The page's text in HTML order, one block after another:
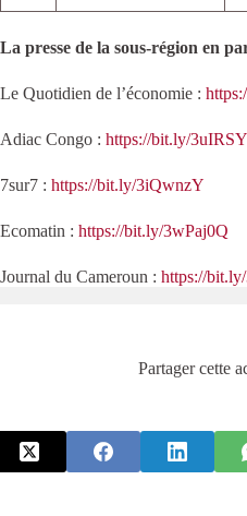
La presse de la sous-région en
Le Quotidien de l’économie :
Adiac Congo : https://bit.ly/
7sur7 : https://bit.ly/3iQwnzY
Ecomatin : https://bit.ly/3wPaj0Q
Journal du Cameroun : https://
Partager cette